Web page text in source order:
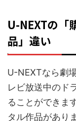
U-NEXTの「
品」違い
U-NEXTなら劇
レビ放送中のド
ることができま
タル作品があり